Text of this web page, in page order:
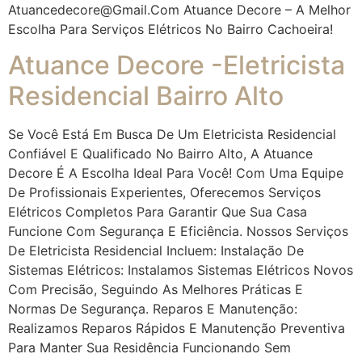
Atuancedecore@gmail.com Atuance Decore – A Melhor
Escolha Para Serviços Elétricos No Bairro Cachoeira!
Atuance Decore -Eletricista
Residencial Bairro Alto
Se Você Está Em Busca De Um Eletricista Residencial
Confiável E Qualificado No Bairro Alto, A Atuance
Decore É A Escolha Ideal Para Você! Com Uma Equipe
De Profissionais Experientes, Oferecemos Serviços
Elétricos Completos Para Garantir Que Sua Casa
Funcione Com Segurança E Eficiência. Nossos Serviços
De Eletricista Residencial Incluem: Instalação De
Sistemas Elétricos: Instalamos Sistemas Elétricos Novos
Com Precisão, Seguindo As Melhores Práticas E
Normas De Segurança. Reparos E Manutenção:
Realizamos Reparos Rápidos E Manutenção Preventiva
Para Manter Sua Residência Funcionando Sem